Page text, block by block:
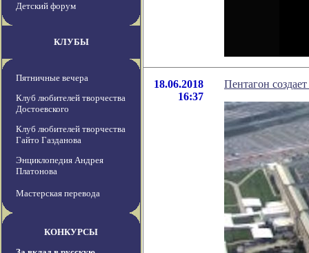
Детский форум
КЛУБЫ
Пятничные вечера
Клуб любителей творчества
Достоевского
Клуб любителей творчества
Гайто Газданова
Энциклопедия Андрея
Платонова
Мастерская перевода
КОНКУРСЫ
18.06.2018
16:37
Пентагон